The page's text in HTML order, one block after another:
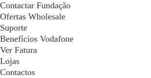
Contactar Fundação
Ofertas Wholesale
Suporte
Benefícios Vodafone
Ver Fatura
Lojas
Contactos